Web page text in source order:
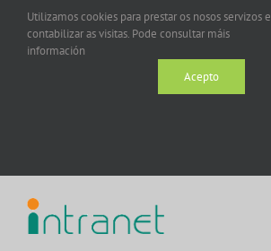
Utilizamos cookies para prestar os nosos servizos e
contabilizar as visitas. Pode consultar máis
información
Acepto